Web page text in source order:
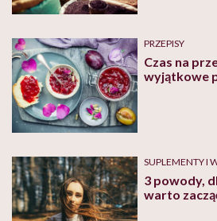
PRZEPISY
Czas na
wyjątkowe
SUPLEMENTY I
3 powody,
warto